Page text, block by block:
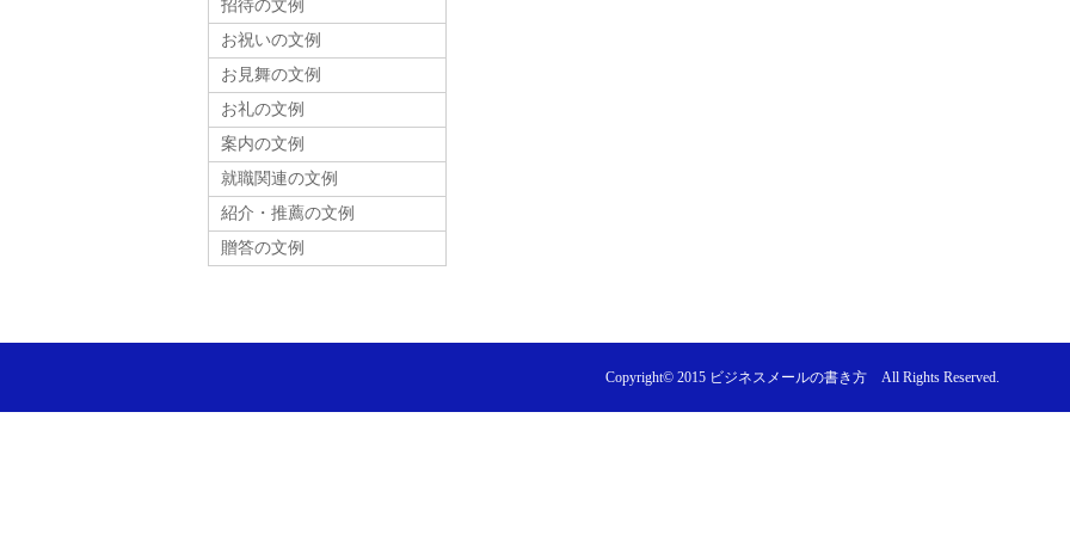
招待の文例
お祝いの文例
お見舞の文例
お礼の文例
案内の文例
就職関連の文例
紹介・推薦の文例
贈答の文例
Copyright© 2015 ビジネスメールの書き方 All Rights Reserved.